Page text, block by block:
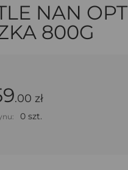
NAN
800G
.00 zł
0 szt.